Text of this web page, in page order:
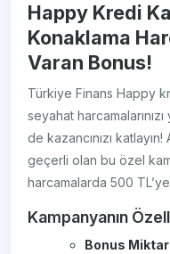
Happy Kredi
Konaklama
Varan Bonus!
Türkiye Finans Happy
seyahat
de kazancınızı
geçerli olan bu özel
harcamalarda 500
Kampanyanın
Bonus